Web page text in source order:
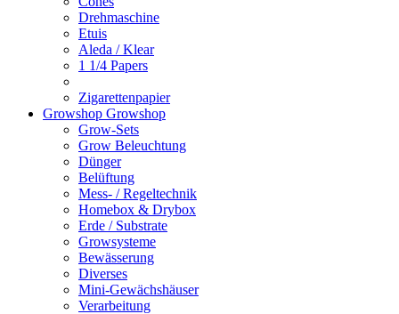
Drehmaschine
Etuis
Aleda / Klear
1 1/4 Papers
Zigarettenpapier
Growshop Growshop
Grow-Sets
Grow Beleuchtung
Dünger
Belüftung
Mess- / Regeltechnik
Homebox & Drybox
Erde / Substrate
Growsysteme
Bewässerung
Diverses
Mini-Gewächshäuser
Verarbeitung